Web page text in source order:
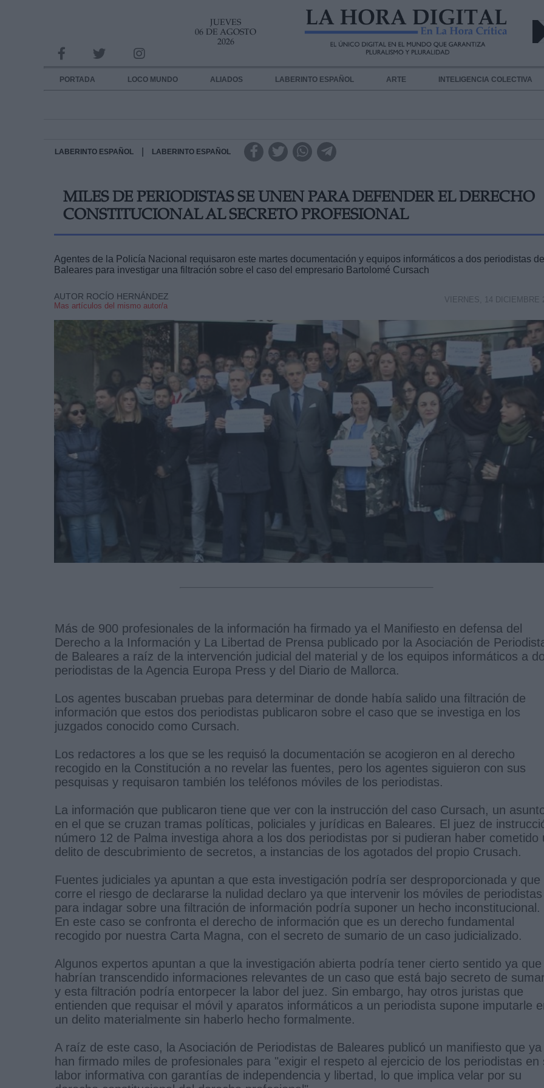
JUEVES
06 DE AGOSTO
2026
PORTADA LOCO MUNDO ALIADOS LABERINTO ESPAÑOL ARTE INTELIGENCIA COLECTIVA
LABERINTO ESPAÑOL LABERINTO ESPAÑOL
MILES DE PERIODISTAS SE UNEN PARA DEFENDER EL DERECHO
CONSTITUCIONAL AL SECRETO PROFESIONAL
Agentes de la Policía Nacional requisaron este martes documentación y equipos informáticos a dos periodistas de
Baleares para investigar una filtración sobre el caso del empresario Bartolomé Cursach
AUTOR ROCÍO HERNÁNDEZ
Mas artículos del mismo autor/a
VIERNES, 14 DICIEMBRE
Más de 900 profesionales de la información ha firmado ya el Manifiesto en defensa del
Derecho a la Información y La Libertad de Prensa publicado por la Asociación de
de Baleares a raíz de la intervención judicial del material y de los equipos informáticos a
periodistas de la Agencia Europa Press y del Diario de Mallorca.
Los agentes buscaban pruebas para determinar de donde había salido una filtración de
información que estos dos periodistas publicaron sobre el caso que se investiga en los
juzgados conocido como Cursach.
Los redactores a los que se les requisó la documentación se acogieron en al derecho
recogido en la Constitución a no revelar las fuentes, pero los agentes siguieron con sus
pesquisas y requisaron también los teléfonos móviles de los periodistas.
La información que publicaron tiene que ver con la instrucción del caso Cursach, un
en el que se cruzan tramas políticas, policiales y jurídicas en Baleares. El juez de
número 12 de Palma investiga ahora a los dos periodistas por si pudieran haber cometido
delito de descubrimiento de secretos, a instancias de los agotados del propio Crusach.
Fuentes judiciales ya apuntan a que esta investigación podría ser desproporcionada y que
corre el riesgo de declararse la nulidad declaro ya que intervenir los móviles de periodistas
para indagar sobre una filtración de información podría suponer un hecho inconstitucional.
En este caso se confronta el derecho de información que es un derecho fundamental
recogido por nuestra Carta Magna, con el secreto de sumario de un caso judicializado.
Algunos expertos apuntan a que la investigación abierta podría tener cierto sentido ya que
habrían transcendido informaciones relevantes de un caso que está bajo secreto de
y esta filtración podría entorpecer la labor del juez. Sin embargo, hay otros juristas que
entienden que requisar el móvil y aparatos informáticos a un periodista supone imputarle
un delito materialmente sin haberlo hecho formalmente.
A raíz de este caso, la Asociación de Periodistas de Baleares publicó un manifiesto que ya
han firmado miles de profesionales para "exigir el respeto al ejercicio de los periodistas en
labor informativa con garantías de independencia y libertad, lo que implica velar por su
INFORMACION SOBRE LA PROTECCIÓN DE TUS DATOS
Responsable:
Destinatarios:
link
Información adicional
link